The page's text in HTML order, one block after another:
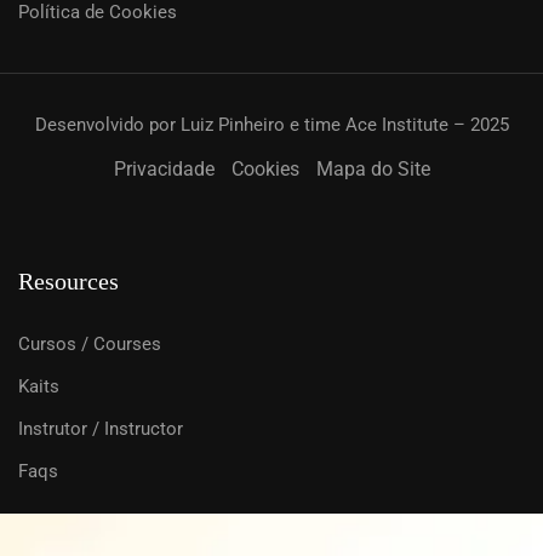
Política de Cookies
Desenvolvido por Luiz Pinheiro e time Ace Institute – 2025
Privacidade Cookies Mapa do Site
Resources
Cursos / Courses
Kaits
Instrutor / Instructor
Faqs